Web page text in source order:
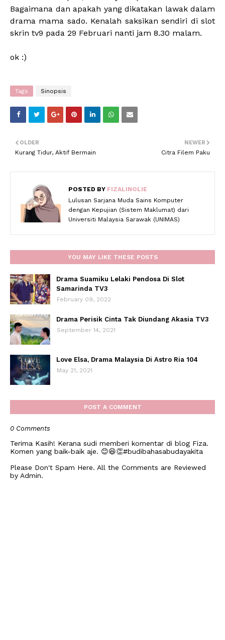
Bagaimana dan apakah yang dikatakan lawak dalam
drama mama sado. Kenalah saksikan sendiri di slot
skrin tv9 pada 29 Februari nanti jam 8.30 malam.
ok :)
Tags Sinopsis
NEWER
Citra Filem Paku
OLDER
Kurang Tidur, Aktif Bermain
POSTED BY FIZALINOLIE
Lulusan Sarjana Muda Sains Komputer
dengan Kepujian (Sistem Maklumat) dari
Universiti Malaysia Sarawak (UNIMAS)
YOU MAY LIKE THESE POSTS
Drama Suamiku Lelaki Pendosa Di Slot
Samarinda TV3
February 09, 2022
Drama Perisik Cinta Tak Diundang Akasia TV3
September 14, 2021
Love Elsa, Drama Malaysia Di Astro Ria 104
May 21, 2021
POST A COMMENT
0 Comments
Terima Kasih! Kerana sudi memberi komentar di blog Fiza.
Komen yang baik-baik aje. 😊😆👏#budibahasabudayakita
Please Don't Spam Here. All the Comments are Reviewed
by Admin.